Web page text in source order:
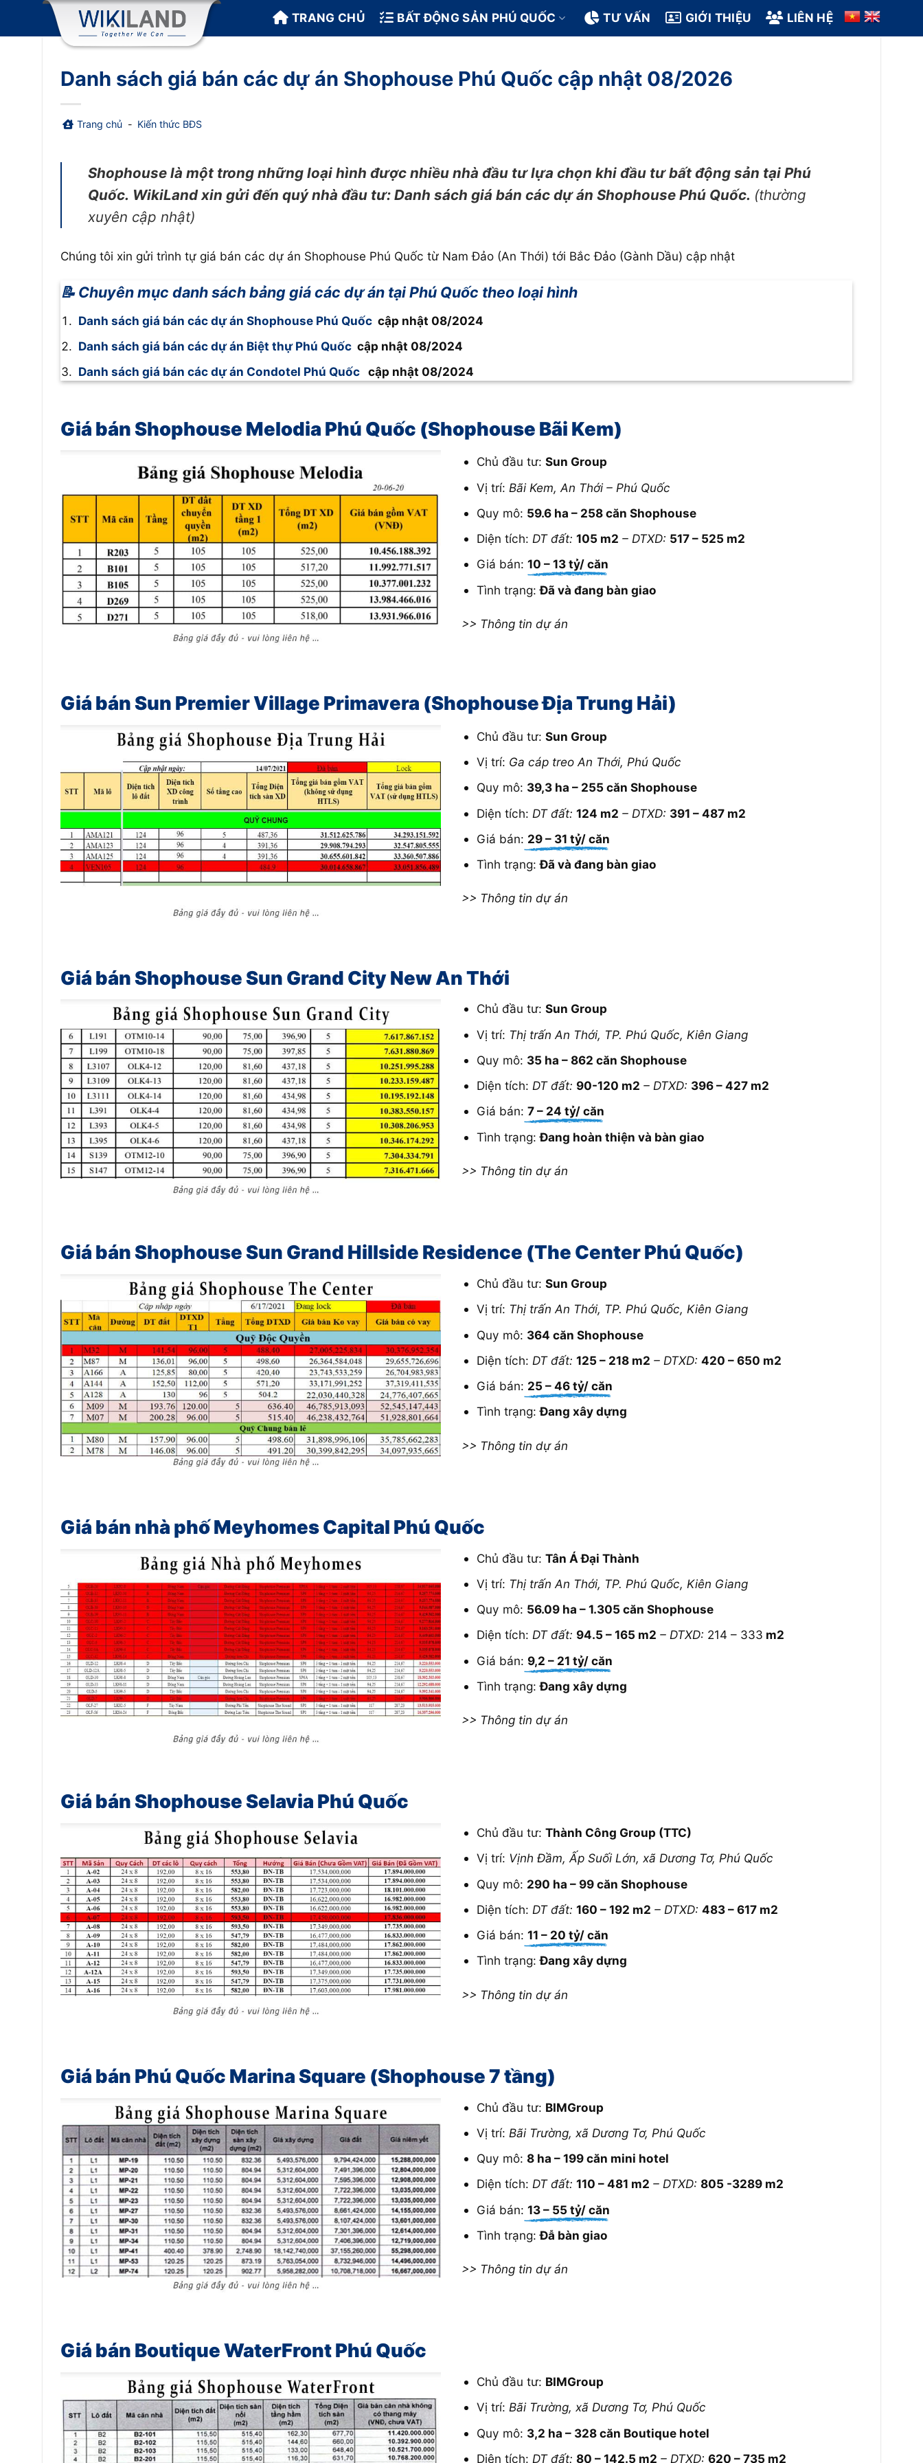
TRANG CHỦ BẤT ĐỘNG SẢN PHÚ QUỐC TƯ VẤN GIỚI THIỆU LIÊN HỆ
Danh sách giá bán các dự án Shophouse Phú Quốc cập nhật 08/2026
Trang chủ - Kiến thức BĐS
Shophouse là một trong những loại hình được nhiều nhà đầu tư lựa chọn khi đầu tư bất động sản tại Phú
Quốc. WikiLand xin gửi đến quý nhà đầu tư: Danh sách giá bán các dự án Shophouse Phú Quốc. (thường
xuyên cập nhật)
Chúng tôi xin gửi trình tự giá bán các dự án Shophouse Phú Quốc từ Nam Đảo (An Thới) tới Bắc Đảo (Gành Dầu) cập nhật
📝 Chuyên mục danh sách bảng giá các dự án tại Phú Quốc theo loại hình
Danh sách giá bán các dự án Shophouse Phú Quốc cập nhật 08/2024
Danh sách giá bán các dự án Biệt thự Phú Quốc cập nhật 08/2024
Danh sách giá bán các dự án Condotel Phú Quốc cập nhật 08/2024
Giá bán Shophouse Melodia Phú Quốc (Shophouse Bãi Kem)
Chủ đầu tư:Sun Group
Vị trí: Bãi Kem, An Thới – Phú Quốc
Quy mô: 59.6 ha – 258 căn Shophouse
Diện tích: DT đất: 105 m2 – DTXD: 517 – 525 m2
Giá bán:10 – 13 tỷ/ căn
Tình trạng:Đã và đang bàn giao
>> Thông tin dự án
Giá bán Sun Premier Village Primavera (Shophouse Địa Trung Hải)
Chủ đầu tư:Sun Group
Vị trí: Ga cáp treo An Thới, Phú Quốc
Quy mô: 39,3 ha – 255 căn Shophouse
Diện tích: DT đất: 124 m2 – DTXD: 391 – 487 m2
Giá bán: 29 – 31 tỷ/ căn
Tình trạng:Đã và đang bàn giao
>> Thông tin dự án
Giá bán Shophouse Sun Grand City New An Thới
Chủ đầu tư:Sun Group
Vị trí: Thị trấn An Thới, TP. Phú Quốc, Kiên Giang
Quy mô: 35 ha – 862 căn Shophouse
Diện tích:DT đất: 90-120 m2 – DTXD: 396 – 427 m2
Giá bán: 7 – 24 tỷ/ căn
Tình trạng:Đang hoàn thiện và bàn giao
>> Thông tin dự án
Giá bán Shophouse Sun Grand Hillside Residence (The Center Phú Quốc)
Chủ đầu tư:Sun Group
Vị trí: Thị trấn An Thới, TP. Phú Quốc, Kiên Giang
Quy mô: 364 căn Shophouse
Diện tích: DT đất: 125 – 218 m2 – DTXD: 420 – 650 m2
Giá bán: 25 – 46 tỷ/ căn
Tình trạng:Đang xây dựng
>> Thông tin dự án
Giá bán nhà phố Meyhomes Capital Phú Quốc
Chủ đầu tư:Tân Á Đại Thành
Vị trí: Thị trấn An Thới, TP. Phú Quốc, Kiên Giang
Quy mô: 56.09 ha – 1.305 căn Shophouse
Diện tích:DT đất: 94.5 – 165 m2 – DTXD: 214 – 333 m2
Giá bán: 9,2 – 21 tỷ/ căn
Tình trạng:Đang xây dựng
>> Thông tin dự án
Giá bán Shophouse Selavia Phú Quốc
Chủ đầu tư:Thành Công Group (TTC)
Vị trí: Vịnh Đầm, Ấp Suối Lớn, xã Dương Tơ, Phú Quốc
Quy mô: 290 ha – 99 căn Shophouse
Diện tích: DT đất: 160 – 192 m2 – DTXD: 483 – 617 m2
Giá bán: 11 – 20 tỷ/ căn
Tình trạng:Đang xây dựng
>> Thông tin dự án
Giá bán Phú Quốc Marina Square (Shophouse 7 tầng)
Chủ đầu tư: BIMGroup
Vị trí: Bãi Trường, xã Dương Tơ, Phú Quốc
Quy mô:8 ha – 199 căn mini hotel
Diện tích:DT đất: 110 – 481 m2 – DTXD: 805 -3289 m2
Giá bán: 13 – 55 tỷ/ căn
Tình trạng:Đẫ bàn giao
>> Thông tin dự án
Giá bán Boutique WaterFront Phú Quốc
Chủ đầu tư: BIMGroup
Vị trí:Bãi Trường, xã Dương Tơ, Phú Quốc
Quy mô: 3,2 ha – 328 căn Boutique hotel
Diện tích: DT đất: 80 – 142.5 m2 – DTXD: 620 – 735 m2